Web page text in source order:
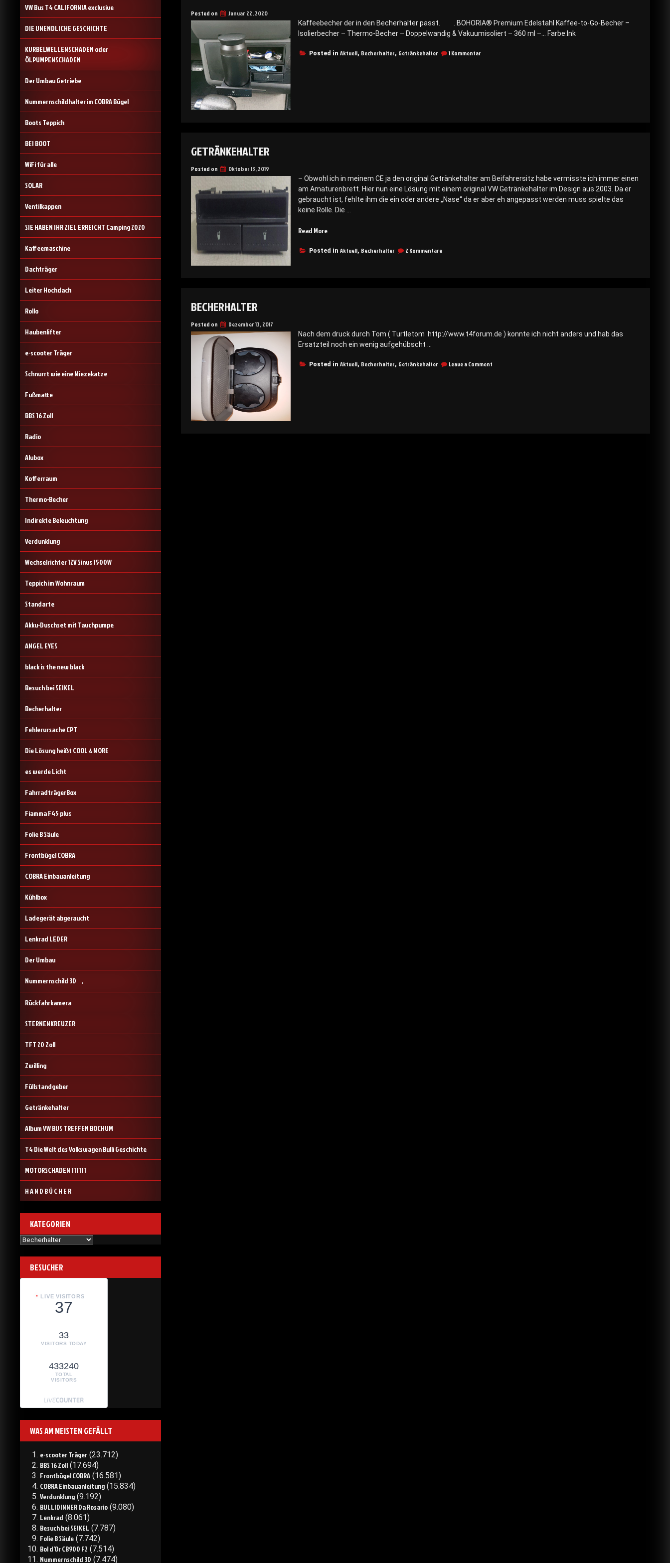
Posted on Januar 22, 2020
Kaffeebecher der in den Becherhalter passt. . BOHORIA® Premium Edelstahl Kaffee-to-Go-Becher –
Isolierbecher – Thermo-Becher – Doppelwandig & Vakuumisoliert – 360 ml –… Farbe:Ink
Posted in Aktuell, Becherhalter, Getränkehalter 1 Kommentarzu
GETRÄNKEHALTER
Posted on Oktober 13, 2019
– Obwohl ich in meinem CE ja den original Getränkehalter am Beifahrersitz habe vermisste ich immer einen
am Amaturenbrett. Hier nun eine Lösung mit einem original VW Getränkehalter im Design aus 2003. Da er
gebraucht ist, fehlte ihm die ein oder andere „Nase“ da er aber eh angepasst werden muss spielte das
keine Rolle. Die …
Read More„Getränkehalter“
Posted in Aktuell, Becherhalter 2 Kommentarezu
BECHERHALTER
Posted on Dezember 13, 2017
Nach dem druck durch Tom ( Turtletom http://www.t4forum.de ) konnte ich nicht anders und hab das
Ersatzteil noch ein wenig aufgehübscht …
Posted in Aktuell, Becherhalter, Getränkehalter Leave a Commenton
VW Bus T4 CALIFORNIA exclusive
DIE UNENDLICHE GESCHICHTE
KURBELWELLENSCHADEN oder
ÖLPUMPENSCHADEN
Der Umbau Getriebe
Nummernschildhalter im COBRA Bügel
Boots Teppich
BEI BOOT
WiFi für alle
SOLAR
Ventilkappen
SIE HABEN IHR ZIEL ERREICHT Camping 2020
Kaffeemaschine
Dachträger
Leiter Hochdach
Rollo
Haubenlifter
e-scooter Träger
Schnurrt wie eine Miezekatze
Fußmatte
BBS 16 Zoll
Radio
Alubox
Kofferraum
Thermo-Becher
Indirekte Beleuchtung
Verdunklung
Wechselrichter 12V Sinus 1500W
Teppich im Wohnraum
Standarte
Akku-Duschset mit Tauchpumpe
ANGEL EYES
black is the new black
Besuch bei SEIKEL
Becherhalter
Fehlerursache CPT
Die Lösung heißt COOL & MORE
es werde Licht
FahrradträgerBox
Fiamma F45 plus
Folie B Säule
Frontbügel COBRA
COBRA Einbauanleitung
Kühlbox
Ladegerät abgeraucht
Lenkrad LEDER
Der Umbau
Nummernschild 3D
Rückfahrkamera
STERNENKREUZER
TFT 20 Zoll
Zwilling
Füllstandgeber
Getränkehalter
Album VW BUS TREFFEN BOCHUM
T4 Die Welt des Volkswagen Bulli Geschichte
MOTORSCHADEN 111111
H A N D B Ü C H E R
KATEGORIEN
Kategorien
BESUCHER
LIVE VISITORS
37
33
VISITORS TODAY
433240
TOTAL
VISITORS
WAS AM MEISTEN GEFÄLLT
e-scooter Träger (23.712)
BBS 16 Zoll (17.694)
Frontbügel COBRA (16.581)
COBRA Einbauanleitung (15.834)
Verdunklung (9.192)
BULLIDINNER Da Rosario (9.080)
Lenkrad (8.061)
Besuch bei SEIKEL (7.787)
Folie B Säule (7.742)
Bol d’Or CB900 F2 (7.514)
Nummernschild 3D (7.474)